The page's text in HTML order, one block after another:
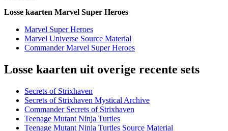
Losse kaarten Marvel Super Heroes
Marvel Super Heroes
Marvel Universe Source Material
Commander Marvel Super Heroes
Losse kaarten uit overige recente sets
Secrets of Strixhaven
Secrets of Strixhaven Mystical Archive
Commander Secrets of Strixhaven
Teenage Mutant Ninja Turtles
Teenage Mutant Ninja Turtles Source Material